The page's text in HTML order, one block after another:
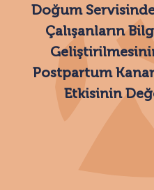
Doğum
Çalışanların
Postpartum
Etkisinin